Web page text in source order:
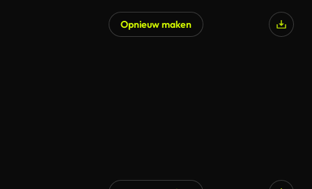
Opnieuw maken